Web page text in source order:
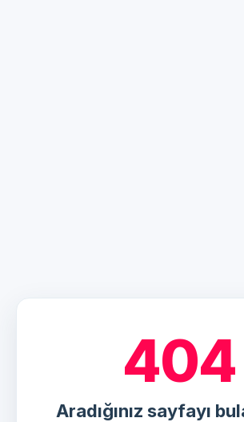
404
Aradığınız sayfayı